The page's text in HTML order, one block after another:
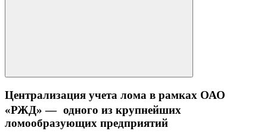
Централизация учета лома в рамках ОАО
«РЖД» — одного из крупнейших
ломообразующих предприятий